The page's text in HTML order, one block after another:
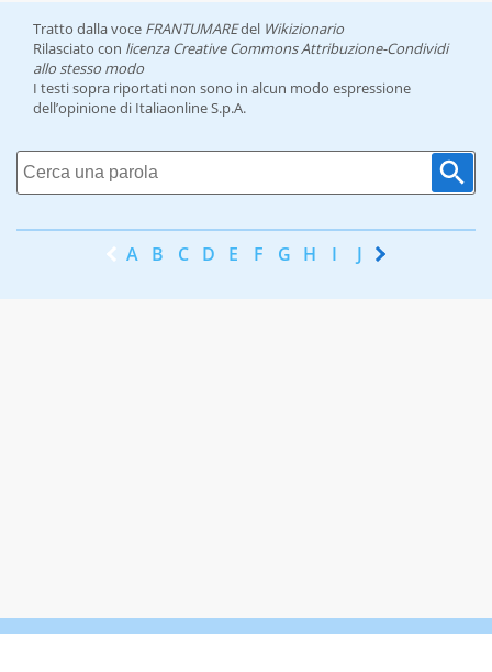
Tratto dalla voce FRANTUMAREdel Wikizionario
Rilasciato con licenza Creative Commons Attribuzione-Condividi
allo stesso modo
I testi sopra riportati non sono in alcun modo espressione
dell’opinione di Italiaonline S.p.A.
A B C D E F G H I J K